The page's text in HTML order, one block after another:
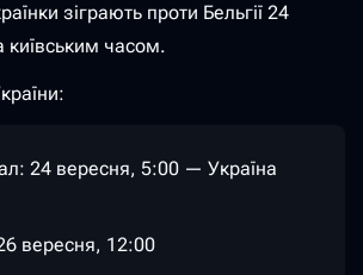
зіграють проти Бельгії 24
київським часом.
24 вересня, 5:00 — Україна
вересня, 12:00